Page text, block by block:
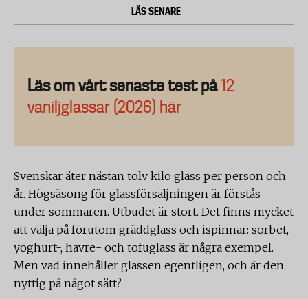
LÄS SENARE
Läs om vårt senaste test på12
vaniljglassar (2026) här
Svenskar äter nästan tolv kilo glass per person och
år. Högsäsong för glassförsäljningen är förstås
under sommaren. Utbudet är stort. Det finns mycket
att välja på förutom gräddglass och ispinnar: sorbet,
yoghurt-, havre- och tofuglass är några exempel.
Men vad innehåller glassen egentligen, och är den
nyttig på något sätt?